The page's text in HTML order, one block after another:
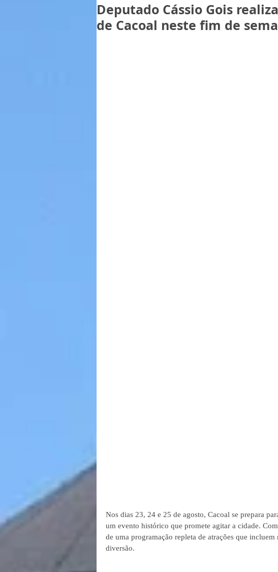
Deputado Cássio Gois
de Cacoal neste fim de
Nos dias 23, 24 e 25 de agosto, Cacoal se prepara
um evento histórico que promete agitar a cidade.
de uma programação repleta de atrações que
diversão.